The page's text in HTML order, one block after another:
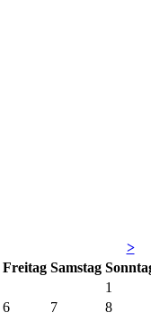
>
Freitag Samstag So
1
6 7
8